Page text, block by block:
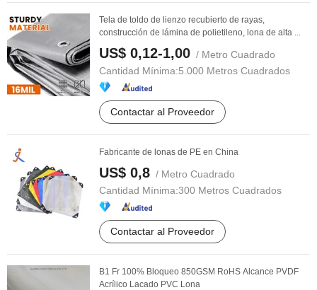
Tela de toldo de lienzo recubierto de rayas,
construcción de lámina de polietileno, lona de alta ...
US$ 0,12-1,00 / Metro Cuadrado
Cantidad Mínima:5.000 Metros Cuadrados
Contactar al Proveedor
Fabricante de lonas de PE en China
US$ 0,8 / Metro Cuadrado
Cantidad Mínima:300 Metros Cuadrados
Contactar al Proveedor
B1 Fr 100% Bloqueo 850GSM RoHS Alcance PVDF
Acrílico Lacado PVC Lona